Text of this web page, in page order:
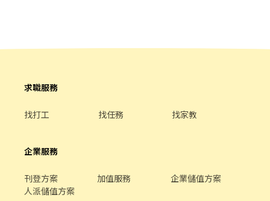
商三澧餐飲集團 HUMAX ASIA，屬於日本Wondertable餐飲集團在
Pasta Pasta、MOLINO手工義大利麵 ★日式鍋物餐廳：Mo-Mo-
店鋪皆位於各大百貨商場，並持續穩定發展中。 -------------------
者，將邀請實體面談，初審資格不符者則不另行通知。 ③錄取的實
貼 ▪一年4次考核及調薪機會 ▪加班費5分鐘為單位計算 ▪不定期
活動競賽獎金、時數達成獎金 ▪介紹親朋好友入職，期滿可獲得
視員工的辛勤付出。 ▪實力主義不論年資，且制度完善、升遷調薪
成為台灣第一迴轉壽司品牌。 ▪傾聽員工訴求，共同打造「以人為
②勞保、健保、意外險 ③每月提撥勞工退休新制6% ④特休／年假
按照勞基法規定 ⑤颱風天出勤津貼補助 ⑥員工店內用餐折扣 ⑦提供
求職服務
找打工 找任務 找家教
企業服務
刊登方案 加值服務
企業儲值方案
人派儲值方案